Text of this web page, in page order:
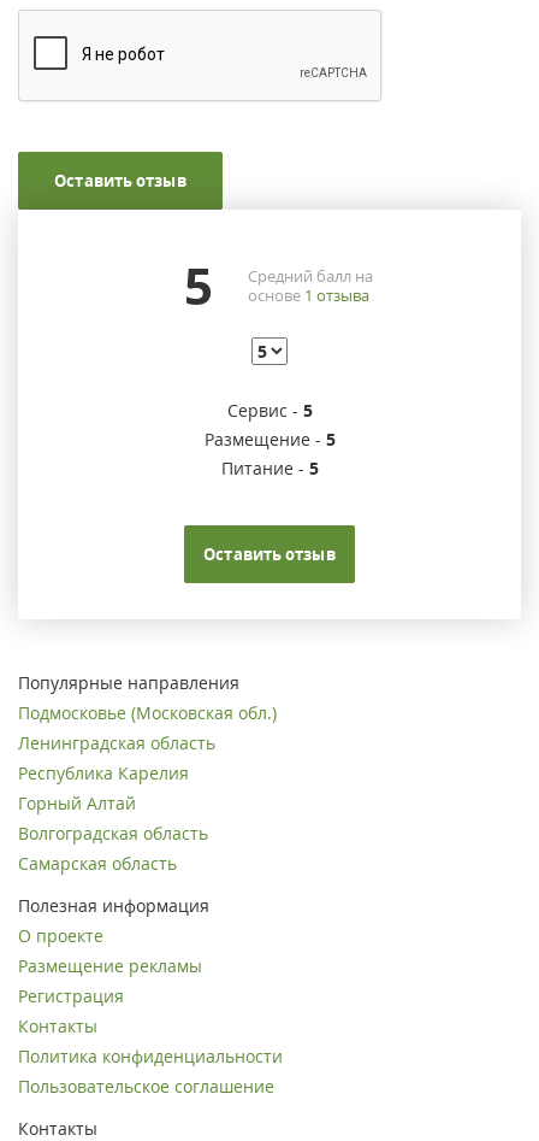
Оставить отзыв
5
Средний балл на
основе 1 отзыва
Сервис - 5
Размещение - 5
Питание - 5
Оставить отзыв
Популярные направления
Подмосковье (Московская обл.)
Ленинградская область
Республика Карелия
Горный Алтай
Волгоградская область
Самарская область
Полезная информация
О проекте
Размещение рекламы
Регистрация
Контакты
Политика конфиденциальности
Пользовательское соглашение
Контакты